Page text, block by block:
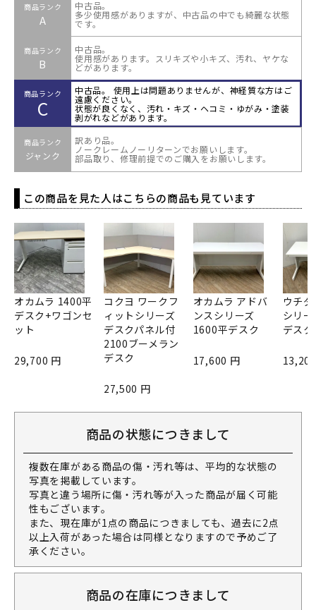
商品ランク
A
中古品。
多少使用感がありますが、中古品の中でも綺麗な状態
です。
商品ランク
B
中古品。
使用感があります。スリキズや小キズ、汚れ、ヤケな
どがあります。
商品ランク
C
中古品。 使用上は問題ありませんが、神経質な方はご
遠慮ください。
状態が良くなく、汚れ・キズ・ヘコミ・ゆがみ・塗装
剥がれなどがあります。
商品ランク
ジャンク
訳あり品。
ノークレームノーリターンでお願いします。
部品取り、修理前提でのご購入をお願いします。
この商品を見た人はこちらの商品も見ています
オカムラ 1400平
デスク+ワゴンセ
ット
29,700 円
コクヨ ワークフ
ィットシリーズ
デスクパネル付
2100ブーメラン
デスク
27,500 円
オカムラ アドバ
ンスシリーズ
1600平デスク
17,600 円
ウチ
シリ
デスク
商品の状態につきまして
複数在庫がある商品の傷・汚れ等は、平均的な状態の
写真を掲載しています。
写真と違う場所に傷・汚れ等が入った商品が届く可能
性もございます。
また、現在庫が1点の商品につきましても、過去に2点
以上入荷があった場合は同様となりますので予めご了
承ください。
商品の在庫につきまして